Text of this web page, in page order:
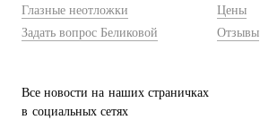
Глазные неотложки
Задать вопрос Беликовой
Цены
Отзывы
Все новости на наших страничках
в социальных сетях